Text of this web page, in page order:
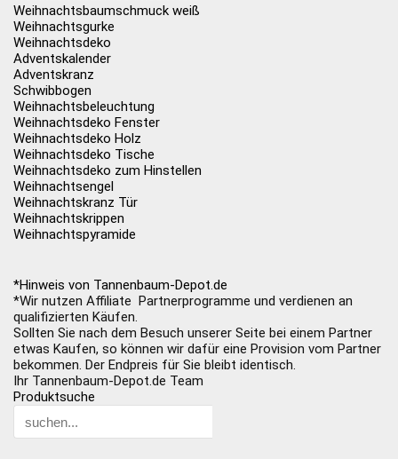
Weihnachtsbaumschmuck weiß
Weihnachtsgurke
Weihnachtsdeko
Adventskalender
Adventskranz
Schwibbogen
Weihnachtsbeleuchtung
Weihnachtsdeko Fenster
Weihnachtsdeko Holz
Weihnachtsdeko Tische
Weihnachtsdeko zum Hinstellen
Weihnachtsengel
Weihnachtskranz Tür
Weihnachtskrippen
Weihnachtspyramide
*Hinweis von Tannenbaum-Depot.de
*Wir nutzen Affiliate Partnerprogramme und verdienen an
qualifizierten Käufen.
Sollten Sie nach dem Besuch unserer Seite bei einem Partner
etwas Kaufen, so können wir dafür eine Provision vom Partner
bekommen. Der Endpreis für Sie bleibt identisch.
Ihr Tannenbaum-Depot.de Team
Produktsuche